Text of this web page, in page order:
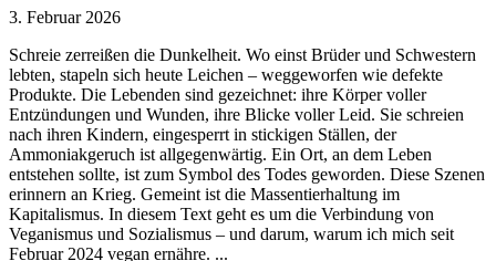
3. Februar 2026
Schreie zerreißen die Dunkelheit. Wo einst Brüder und Schwestern
lebten, stapeln sich heute Leichen – weggeworfen wie defekte
Produkte. Die Lebenden sind gezeichnet: ihre Körper voller
Entzündungen und Wunden, ihre Blicke voller Leid. Sie schreien
nach ihren Kindern, eingesperrt in stickigen Ställen, der
Ammoniakgeruch ist allgegenwärtig. Ein Ort, an dem Leben
entstehen sollte, ist zum Symbol des Todes geworden. Diese Szenen
erinnern an Krieg. Gemeint ist die Massentierhaltung im
Kapitalismus. In diesem Text geht es um die Verbindung von
Veganismus und Sozialismus – und darum, warum ich mich seit
Februar 2024 vegan ernähre. ...